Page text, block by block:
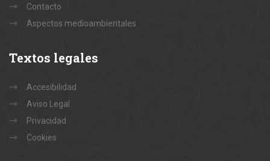
Contacto
Aspectos medioambientales
Textos legales
Accesibilidad
Aviso Legal
Privacidad
Cookies